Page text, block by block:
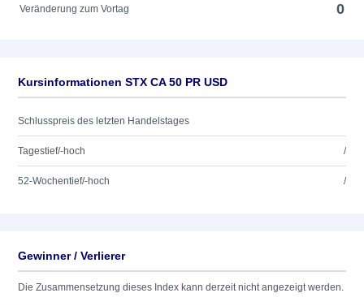
Veränderung zum Vortag 0
Kursinformationen STX CA 50 PR USD
Schlusspreis des letzten Handelstages
Tagestief/-hoch /
52-Wochentief/-hoch /
Gewinner / Verlierer
Die Zusammensetzung dieses Index kann derzeit nicht angezeigt werden.